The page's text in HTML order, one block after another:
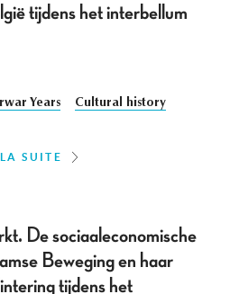
tijdens het interbellum
Years
Cultural history
LA SUITE
De sociaaleconomische
Beweging en haar
tijdens het